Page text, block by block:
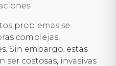
problemas se
complejas,
Sin embargo, estas
ser costosas, invasivas